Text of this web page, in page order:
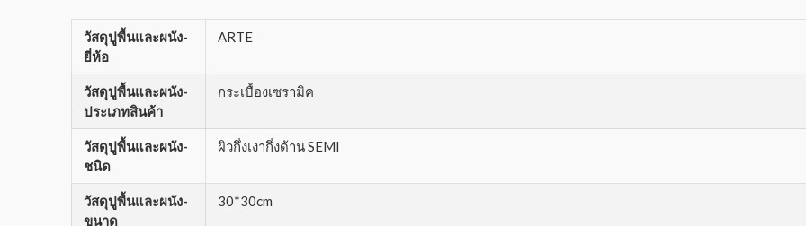
วัสดุปูพื้นและผนัง-
ยี่ห้อ
ARTE
วัสดุปูพื้นและผนัง-
ประเภทสินค้า
กระเบื้องเซรามิค
วัสดุปูพื้นและผนัง-
ชนิด
ผิวกึ่งเงากึ่งด้าน SEMI
วัสดุปูพื้นและผนัง-
ขนาด
30*30cm